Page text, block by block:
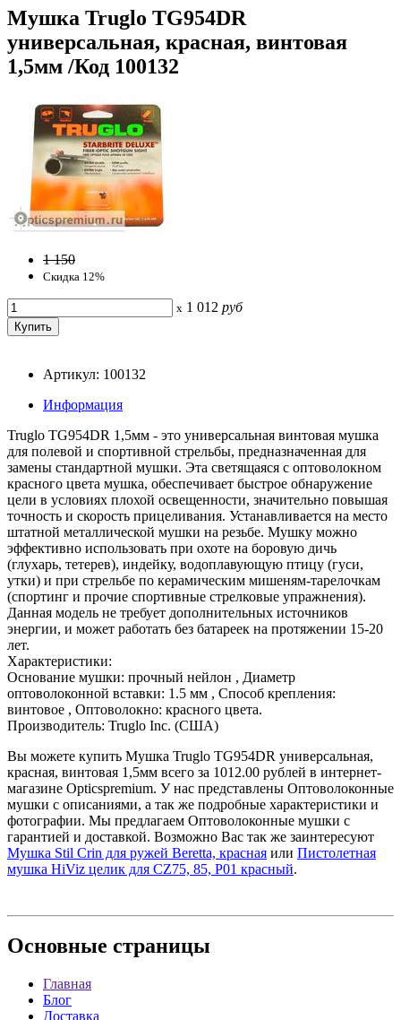
Мушка Truglo TG954DR
универсальная, красная, винтовая
1,5мм /Код 100132
1 150
Скидка 12%
x 1 012 руб
Артикул: 100132
Информация
Truglo TG954DR 1,5мм - это универсальная винтовая мушка
для полевой и спортивной стрельбы, предназначенная для
замены стандартной мушки. Эта светящаяся с оптоволокном
красного цвета мушка, обеспечивает быстрое обнаружение
цели в условиях плохой освещенности, значительно повышая
точность и скорость прицеливания. Устанавливается на место
штатной металлической мушки на резьбе. Мушку можно
эффективно использовать при охоте на боровую дичь
(глухарь, тетерев), индейку, водоплавующую птицу (гуси,
утки) и при стрельбе по керамическим мишеням-тарелочкам
(спортинг и прочие спортивные стрелковые упражнения).
Данная модель не требует дополнительных источников
энергии, и может работать без батареек на протяжении 15-20
лет.
Характеристики:
Основание мушки: прочный нейлон , Диаметр
оптоволоконной вставки: 1.5 мм , Способ крепления:
винтовое , Оптоволокно: красного цвета.
Производитель: Truglo Inc. (США)
Вы можете купить Мушка Truglo TG954DR универсальная,
красная, винтовая 1,5мм всего за 1012.00 рублей в интернет-
магазине Opticspremium. У нас представлены Оптоволоконные
мушки с описаниями, а так же подробные характеристики и
фотографии. Мы предлагаем Оптоволоконные мушки с
гарантией и доставкой. Возможно Вас так же заинтересуют
Мушка Stil Crin для ружей Beretta, красная или Пистолетная
мушка HiViz целик для CZ75, 85, Р01 красный.
Основные страницы
Главная
Блог
Доставка